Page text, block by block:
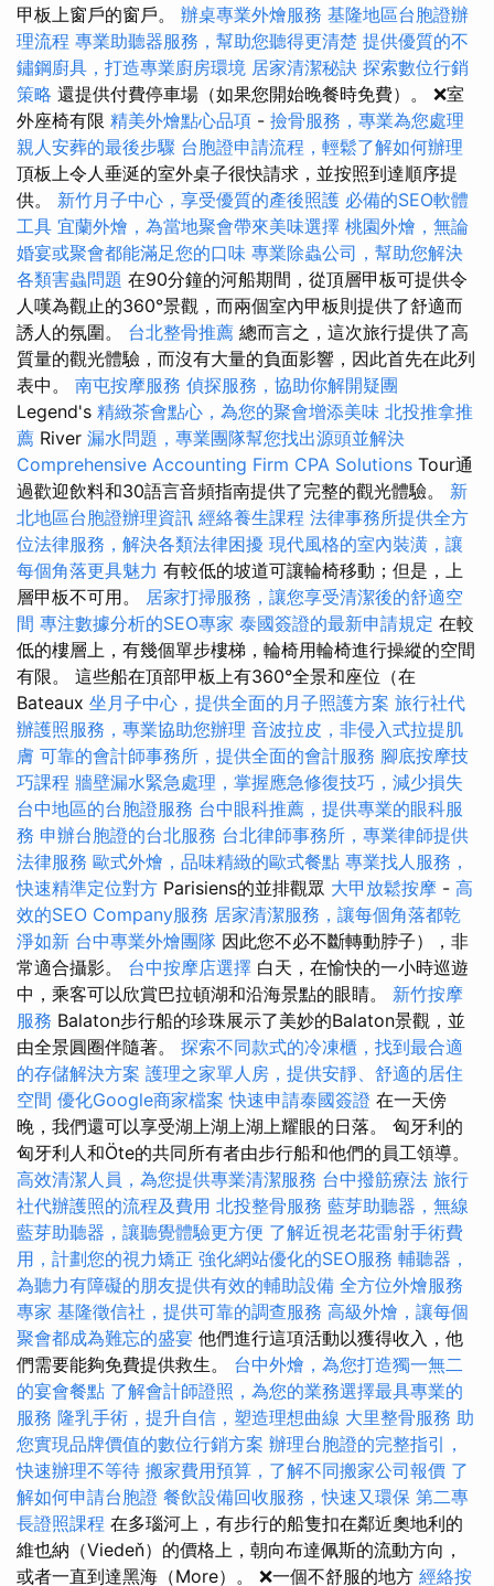
甲板上窗戶的窗戶。 辦桌專業外燴服務 基隆地區台胞證辦
理流程 專業助聽器服務，幫助您聽得更清楚 提供優質的不
鏽鋼廚具，打造專業廚房環境 居家清潔秘訣 探索數位行銷
策略 還提供付費停車場（如果您開始晚餐時免費）。 ❌室
外座椅有限 精美外燴點心品項 - 撿骨服務，專業為您處理
親人安葬的最後步驟 台胞證申請流程，輕鬆了解如何辦理
頂板上令人垂涎的室外桌子很快請求，並按照到達順序提
供。 新竹月子中心，享受優質的產後照護 必備的SEO軟體
工具 宜蘭外燴，為當地聚會帶來美味選擇 桃園外燴，無論
婚宴或聚會都能滿足您的口味 專業除蟲公司，幫助您解決
各類害蟲問題 在90分鐘的河船期間，從頂層甲板可提供令
人嘆為觀止的360°景觀，而兩個室內甲板則提供了舒適而
誘人的氛圍。 台北整骨推薦 總而言之，這次旅行提供了高
質量的觀光體驗，而沒有大量的負面影響，因此首先在此列
表中。 南屯按摩服務 偵探服務，協助你解開疑團
Legend's 精緻茶會點心，為您的聚會增添美味 北投推拿推
薦 River 漏水問題，專業團隊幫您找出源頭並解決
Comprehensive Accounting Firm CPA Solutions Tour通
過歡迎飲料和30語言音頻指南提供了完整的觀光體驗。 新
北地區台胞證辦理資訊 經絡養生課程 法律事務所提供全方
位法律服務，解決各類法律困擾 現代風格的室內裝潢，讓
每個角落更具魅力 有較低的坡道可讓輪椅移動；但是，上
層甲板不可用。 居家打掃服務，讓您享受清潔後的舒適空
間 專注數據分析的SEO專家 泰國簽證的最新申請規定 在較
低的樓層上，有幾個單步樓梯，輪椅用輪椅進行操縱的空間
有限。 這些船在頂部甲板上有360°全景和座位（在
Bateaux 坐月子中心，提供全面的月子照護方案 旅行社代
辦護照服務，專業協助您辦理 音波拉皮，非侵入式拉提肌
膚 可靠的會計師事務所，提供全面的會計服務 腳底按摩技
巧課程 牆壁漏水緊急處理，掌握應急修復技巧，減少損失
台中地區的台胞證服務 台中眼科推薦，提供專業的眼科服
務 申辦台胞證的台北服務 台北律師事務所，專業律師提供
法律服務 歐式外燴，品味精緻的歐式餐點 專業找人服務，
快速精準定位對方 Parisiens的並排觀眾 大甲放鬆按摩 - 高
效的SEO Company服務 居家清潔服務，讓每個角落都乾
淨如新 台中專業外燴團隊 因此您不必不斷轉動脖子），非
常適合攝影。 台中按摩店選擇 白天，在愉快的一小時巡遊
中，乘客可以欣賞巴拉頓湖和沿海景點的眼睛。 新竹按摩
服務 Balaton步行船的珍珠展示了美妙的Balaton景觀，並
由全景圓圈伴隨著。 探索不同款式的冷凍櫃，找到最合適
的存儲解決方案 護理之家單人房，提供安靜、舒適的居住
空間 優化Google商家檔案 快速申請泰國簽證 在一天傍
晚，我們還可以享受湖上湖上湖上耀眼的日落。 匈牙利的
匈牙利人和Öte的共同所有者由步行船和他們的員工領導。
高效清潔人員，為您提供專業清潔服務 台中撥筋療法 旅行
社代辦護照的流程及費用 北投整骨服務 藍芽助聽器，無線
藍芽助聽器，讓聽覺體驗更方便 了解近視老花雷射手術費
用，計劃您的視力矯正 強化網站優化的SEO服務 輔聽器，
為聽力有障礙的朋友提供有效的輔助設備 全方位外燴服務
專家 基隆徵信社，提供可靠的調查服務 高級外燴，讓每個
聚會都成為難忘的盛宴 他們進行這項活動以獲得收入，他
們需要能夠免費提供救生。 台中外燴，為您打造獨一無二
的宴會餐點 了解會計師證照，為您的業務選擇最具專業的
服務 隆乳手術，提升自信，塑造理想曲線 大里整骨服務 助
您實現品牌價值的數位行銷方案 辦理台胞證的完整指引，
快速辦理不等待 搬家費用預算，了解不同搬家公司報價 了
解如何申請台胞證 餐飲設備回收服務，快速又環保 第二專
長證照課程 在多瑙河上，有步行的船隻扣在鄰近奧地利的
維也納（Viedeň）的價格上，朝向布達佩斯的流動方向，
或者一直到達黑海（More）。 ❌一個不舒服的地方 經絡按